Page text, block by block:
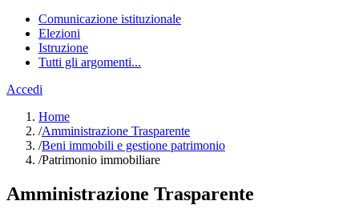
Comunicazione istituzionale
Elezioni
Istruzione
Tutti gli argomenti...
Accedi
Home
/Amministrazione Trasparente
/Beni immobili e gestione patrimonio
/Patrimonio immobiliare
Amministrazione Trasparente